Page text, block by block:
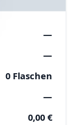
—
—
0 Flaschen
—
0,00 €